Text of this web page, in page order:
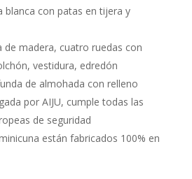
blanca con patas en tijera y
de madera, cuatro ruedas con
vestidura, edredón
de almohada con relleno
por AIJU, cumple todas las
de seguridad
están fabricados 100% en